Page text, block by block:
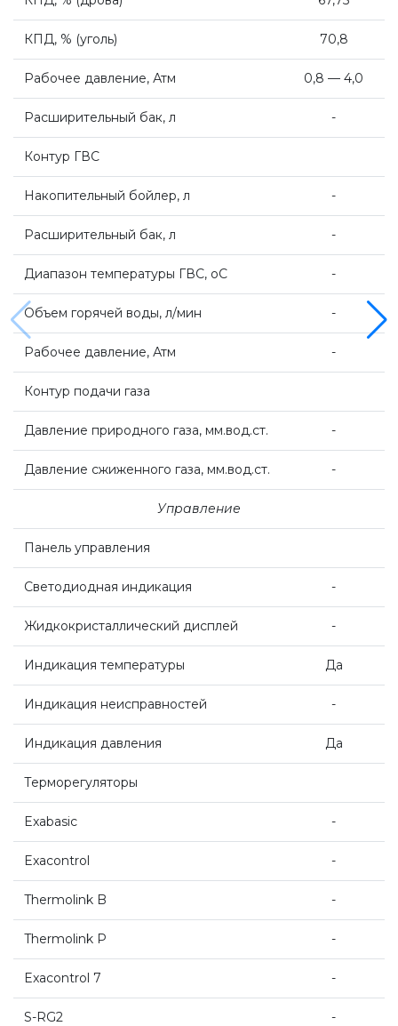
Системы дымоудаления
Рециркуляторы воздуха
Газовые колонки
Econcept TECH AC
Комплект коаксиальный Ferroli 60/100
Комплект коаксиальный Ferroli 60/100
Комплект коаксиальный Ferroli 80/125
De Dietrich
Настенные газовые котлы De Dietrich
Настенные конденсационные котлы De
Dietrich
Чугунные напольные котлы De Dietrich
Elco
КПД, % (уголь) 70,8
Рабочее давление, Атм 0,8 — 4,0
Расширительный бак, л -
Контур ГВС
Накопительный бойлер, л -
Расширительный бак, л -
Диапазон температуры ГВС, оС -
Объем горячей воды, л/мин -
Рабочее давление, Атм -
Контур подачи газа
Давление природного газа, мм.вод.ст. -
Давление сжиженного газа, мм.вод.ст. -
Управление
Панель управления
Светодиодная индикация -
Жидкокристаллический дисплей -
Индикация температуры Да
Индикация неисправностей -
Индикация давления Да
Терморегуляторы
Exabasic -
Exacontrol -
Thermolink B -
Thermolink P -
Exacontrol 7 -
S-RG2 -